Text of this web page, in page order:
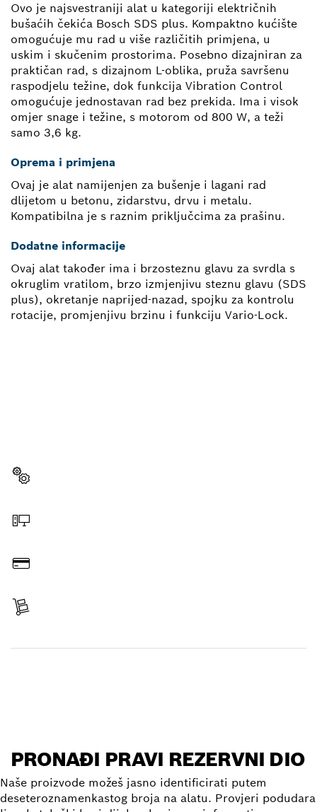
Ovo je najsvestraniji alat u kategoriji električnih
bušaćih čekića Bosch SDS plus. Kompaktno kućište
omogućuje mu rad u više različitih primjena, u
uskim i skučenim prostorima. Posebno dizajniran za
praktičan rad, s dizajnom L-oblika, pruža savršenu
raspodjelu težine, dok funkcija Vibration Control
omogućuje jednostavan rad bez prekida. Ima i visok
omjer snage i težine, s motorom od 800 W, a teži
samo 3,6 kg.
Oprema i primjena
Ovaj je alat namijenjen za bušenje i lagani rad
dlijetom u betonu, zidarstvu, drvu i metalu.
Kompatibilna je s raznim priključcima za prašinu.
Dodatne informacije
Ovaj alat također ima i brzosteznu glavu za svrdla s
okruglim vratilom, brzo izmjenjivu steznu glavu (SDS
plus), okretanje naprijed-nazad, spojku za kontrolu
rotacije, promjenjivu brzinu i funkciju Vario-Lock.
PRONAĐI PRAVI REZERVNI DIO
Naše proizvode možeš jasno identificirati putem
deseteroznamenkastog broja na alatu. Provjeri podudara